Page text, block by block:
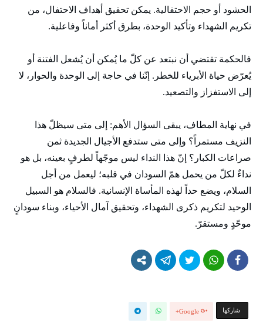
الحشود أو حجم الاحتفالية. يمكن تحقيق أهداف الاحتفال، من
تكريم الشهداء وتأكيد الوحدة، بطرق أكثر أماناً وفاعلية.
فالحكمة تقتضي أن نبتعد عن كلّ ما يُمكن أن يُشعل الفتنة أو
يُعرّض حياة الأبرياء للخطر. إنّنا في حاجة إلى الوحدة والحوار، لا
إلى الاستفزاز والتصعيد.
في نهاية المطاف، يبقى السؤال الأهم: إلى متى سيظلّ هذا
النزيف مستمراً؟ وإلى متى ستدفع الأجيال الجديدة ثمن
صراعات الكبار؟ إنّ هذا النداء ليس موجّهاً لطرفٍ بعينه، بل هو
نداءٌ لكلّ من يحمل همّ السودان في قلبه؛ ليعمل من أجل
السلام، ويضع حداً لهذه المأساة الإنسانية. فالسلام هو السبيل
الوحيد لتكريم ذكرى الشهداء، وتحقيق آمال الأحياء، وبناء سودانٍ
موحّدٍ ومستقرّ.
‫‫ شاركها‬ Google+